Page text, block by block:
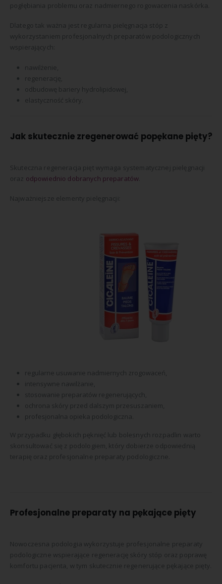
pogłębiania problemu oraz nadmiernego rogowacenia naskórka.
Dlatego tak ważna jest regularna pielęgnacja stóp z
wykorzystaniem profesjonalnych preparatów podologicznych
wspierających:
nawilżenie,
regenerację,
odbudowę bariery hydrolipidowej,
elastyczność skóry.
Jak skutecznie zregenerować popękane pięty?
Skuteczna regeneracja pięt wymaga systematycznej pielęgnacji
oraz odpowiednio dobranych preparatów
Najważniejsze elementy pielęgnacji:
regularne usuwanie nadmiernych zrogowaceń,
intensywne nawilżanie,
stosowanie preparatów regenerujących,
ochrona skóry przed dalszym przesuszaniem,
profesjonalna opieka podologiczna.
W przypadku głębokich pęknięć lub bolesnych rozpadlin warto
skonsultować się z podologiem, który dobierze odpowiednią
terapię oraz profesjonalne preparaty podologiczne.
Profesjonalne preparaty na pękające pięty
Nowoczesna podologia wykorzystuje profesjonalne preparaty
podologiczne wspierające regenerację skóry stóp oraz poprawę
komfortu pacjenta, w tym skutecznie regenerujące pękające pięty.